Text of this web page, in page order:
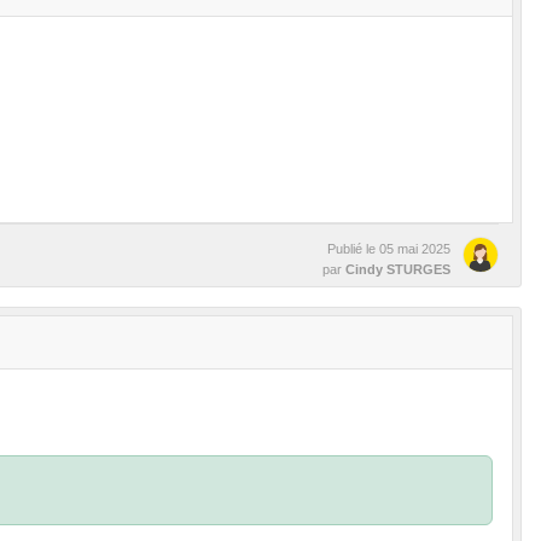
Publié le 05 mai 2025
par Cindy STURGES